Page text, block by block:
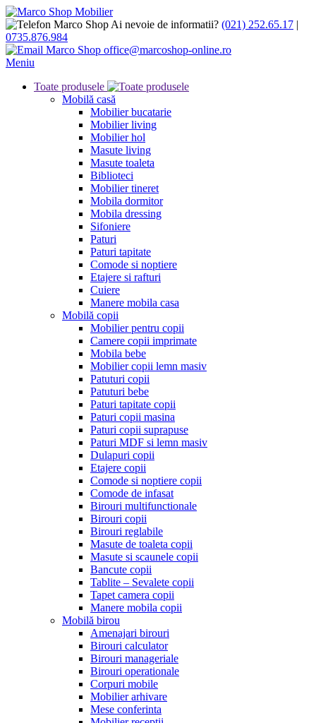
Ai nevoie de informatii? (021) 252.65.17 |
0735.876.984
office@marcoshop-online.ro
Meniu
Toate produsele
Mobilă casă
Mobilier bucatarie
Mobilier living
Mobilier hol
Masute living
Masute toaleta
Biblioteci
Mobilier tineret
Mobila dormitor
Mobila dressing
Sifoniere
Paturi
Paturi tapitate
Comode si noptiere
Etajere si rafturi
Cuiere
Manere mobila casa
Mobilă copii
Mobilier pentru copii
Camere copii imprimate
Mobila bebe
Mobilier copii lemn masiv
Patuturi copii
Patuturi bebe
Paturi tapitate copii
Paturi copii masina
Paturi copii suprapuse
Paturi MDF si lemn masiv
Dulapuri copii
Etajere copii
Comode si noptiere copii
Comode de infasat
Birouri multifunctionale
Birouri copii
Birouri reglabile
Masute de toaleta copii
Masute si scaunele copii
Bancute copii
Tablite – Sevalete copii
Tapet camera copii
Manere mobila copii
Mobilă birou
Amenajari birouri
Birouri calculator
Birouri manageriale
Birouri operationale
Corpuri mobile
Mobilier arhivare
Mese conferinta